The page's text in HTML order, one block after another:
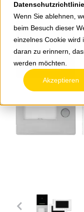
Datenschutzrichtlinie
Wenn Sie ablehnen,
beim Besuch dieser
einzelnes Cookie wird
daran zu erinnern,
werden möchten.
Akzeptieren